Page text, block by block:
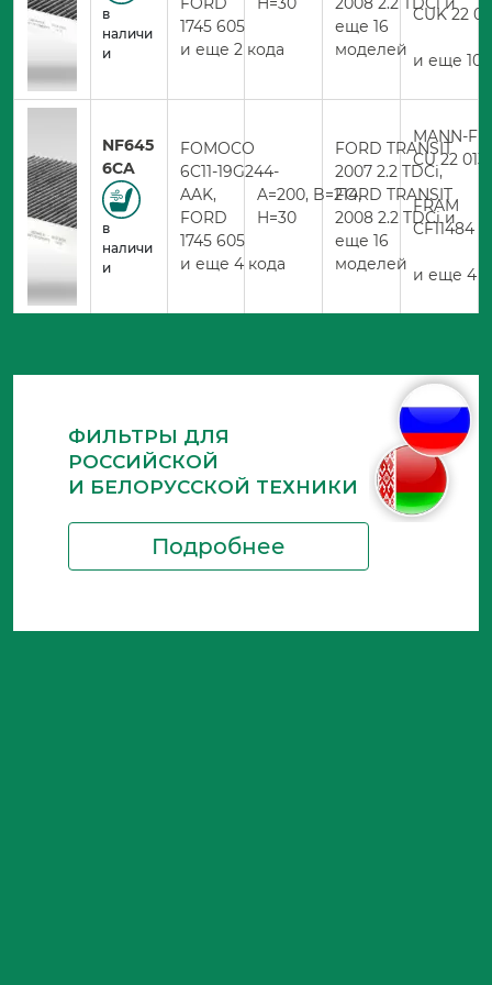
в
наличи
и
1745 605
и еще 2 кода
еще 16
моделей
CUK 22
и еще 10
NF645
6CA
в
наличи
и
FOMOCO
6C11-19G244-
AAK,
FORD
1745 605
и еще 4 кода
A=200, B=214,
H=30
FORD TRANSIT
2007 2.2 TDCi,
FORD TRANSIT
2008 2.2 TDCi и
еще 16
моделей
MANN-
CU 22 013
FRAM
CF11484
и еще 4
ФИЛЬТРЫ ДЛЯ
РОССИЙСКОЙ
И БЕЛОРУССКОЙ ТЕХНИКИ
Подробнее